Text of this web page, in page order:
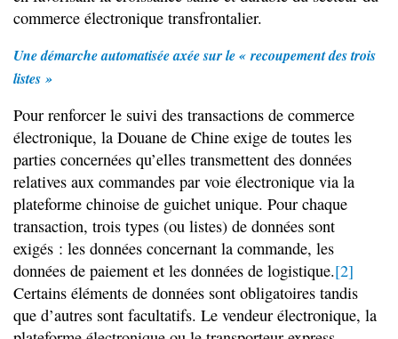
commerce électronique transfrontalier.
Une démarche automatisée axée sur le « recoupement des trois
listes »
Pour renforcer le suivi des transactions de commerce
électronique, la Douane de Chine exige de toutes les
parties concernées qu’elles transmettent des données
relatives aux commandes par voie électronique via la
plateforme chinoise de guichet unique. Pour chaque
transaction, trois types (ou listes) de données sont
exigés : les données concernant la commande, les
données de paiement et les données de logistique.[2]
Certains éléments de données sont obligatoires tandis
que d’autres sont facultatifs. Le vendeur électronique, la